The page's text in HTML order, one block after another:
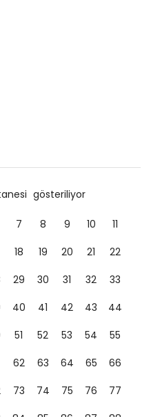
gösteriliyor
7 8 9 10
11
18 19 20 21
22
29 30 31 32
33
40 41 42 43
44
51 52 53 54
55
62 63 64 65
66
73 74 75 76
77